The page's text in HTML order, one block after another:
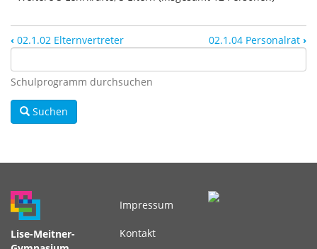
‹ 02.1.02 Elternvertreter 02.1.04 Personalrat ›
Schulprogramm durchsuchen
Suchen
Lise-Meitner-
Fußbereichsmenü
Impressum
Kontakt